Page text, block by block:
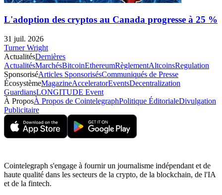
L'adoption des cryptos au Canada progresse à 25 %
31 juil. 2026
Turner Wright
ActualitésDernières
ActualitésMarchésBitcoinEthereumRèglementAltcoinsRegulation
SponsoriséArticles SponsorisésCommuniqués de Presse
ÉcosystèmeMagazineAcceleratorEventsDecentralization
GuardiansLONGITUDE Event
À ProposÀ Propos de CointelegraphPolitique ÉditorialeDivulgation
Publicitaire
Cointelegraph s'engage à fournir un journalisme indépendant et de
haute qualité dans les secteurs de la crypto, de la blockchain, de l'IA
et de la fintech.